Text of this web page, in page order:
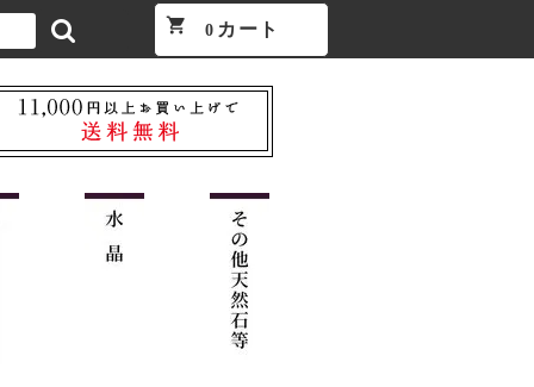
shopping_cart 0 カート